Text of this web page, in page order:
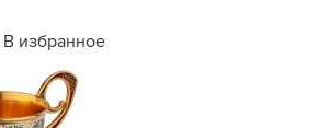
В избранное